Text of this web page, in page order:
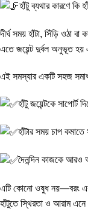
হাঁটু ব্যথার কারণে কি
দীর্ঘ সময় হাঁটা, সিঁড়ি ওঠা
এতে জয়েন্ট দুর্বল অনুভূত হয়
এই সমস্যার একটি সহজ
হাঁটু জয়েন্টকে সাপোর্ট
হাঁটার সময় চাপ কমাতে
দৈনন্দিন কাজকে আরও
এটি কোনো ওষুধ নয়—বরং
হাঁটুতে স্থিরতা ও আরাম এনে